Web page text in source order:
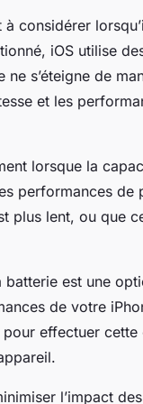
considérer
iOS utilise
s’éteigne de
et les
lorsque la
performances de
plus lent, ou que
est une
de votre
effectuer
l’impact